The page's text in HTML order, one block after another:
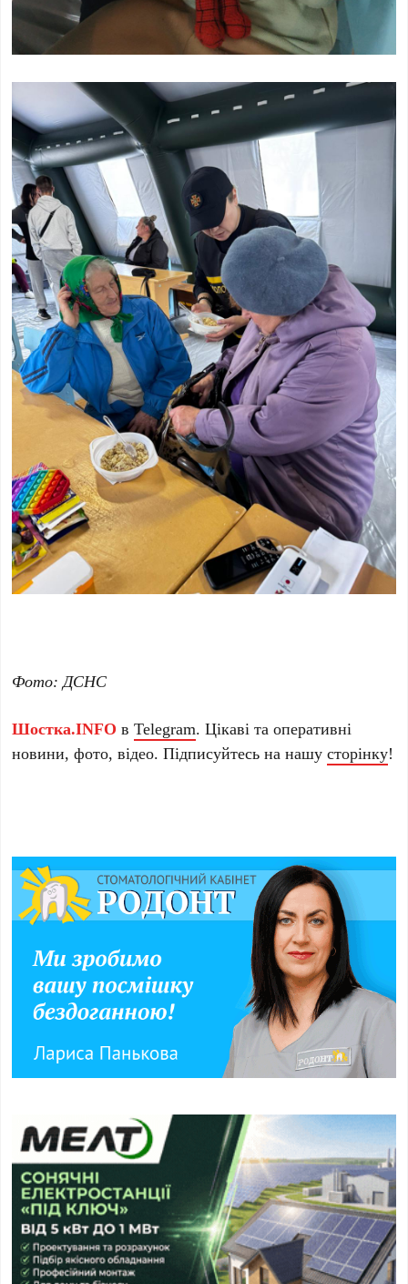
Фото: ДСНС
Шостка.INFO вTelegram. Цікаві та оперативні
новини, фото, відео. Підписуйтесь на нашусторінку!